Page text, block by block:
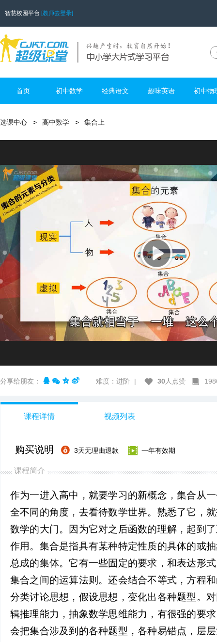
智慧校园平台 [教师去登录]
首页 初中数学 经典语文 趣味英语 初中物
选课中心 高中数学 集合上
分享给朋友： 难度：进阶 | 30 人点赞
课程详情 视频列表
购买说明 3天无理由退款 一年有效期
课程简介
作为一进入高中，就要学习的新概念，集合从
全不同的角度，去看待数学世界。熟悉了它，
数学的大门。因为它对之后函数的理解，起到
作用。集合是指具有某种特定性质的具体的或
总成的集体。它有一些固定的要求，和表达形
集合之间的运算法则。还会结合不等式，方程
分类讨论思想，假设思想，变化出各种题型。
辑推理能力，抽象数学思维能力，有很强的要
会把集合涉及到的各种题型，各种易错点，层